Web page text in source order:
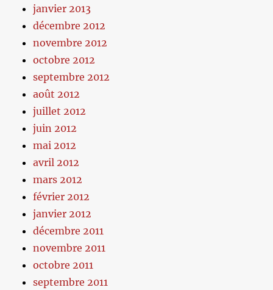
janvier 2013
décembre 2012
novembre 2012
octobre 2012
septembre 2012
août 2012
juillet 2012
juin 2012
mai 2012
avril 2012
mars 2012
février 2012
janvier 2012
décembre 2011
novembre 2011
octobre 2011
septembre 2011